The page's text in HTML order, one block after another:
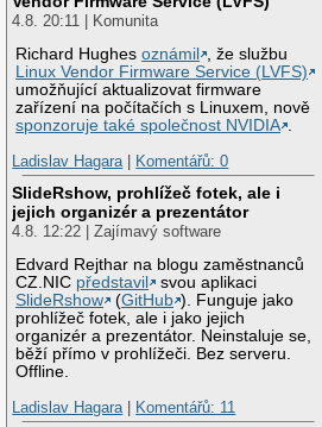
4.8. 20:11 | Komunita
Richard Hughesoznámil
, že službu
Linux Vendor Firmware Service (LVFS)
umožňující aktualizovat firmware
zařízení na počítačích s Linuxem, nově
sponzoruje také společnost NVIDIA .
Ladislav Hagara| Komentářů: 0
SlideRshow, prohlížeč fotek, ale i
jejich organizér a prezentátor
4.8. 12:22 | Zajímavý software
Edvard Rejthar na blogu zaměstnanců
CZ.NIC představil
svou aplikaci
SlideRshow
(GitHub ). Funguje jako
prohlížeč fotek, ale i jako jejich
organizér a prezentátor. Neinstaluje se,
běží přímo v prohlížeči. Bez serveru.
Offline.
Ladislav Hagara| Komentářů: 11